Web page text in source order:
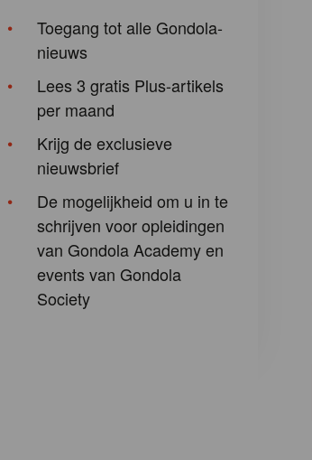
Toegang tot alle Gondola-
nieuws
Lees 3 gratis Plus-artikels
per maand
Krijg de exclusieve
nieuwsbrief
De mogelijkheid om u in te
schrijven voor opleidingen
van Gondola Academy en
events van Gondola
Society